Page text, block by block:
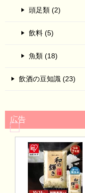
頭足類 (2)
飲料 (5)
魚類 (18)
飲酒の豆知識 (23)
広告